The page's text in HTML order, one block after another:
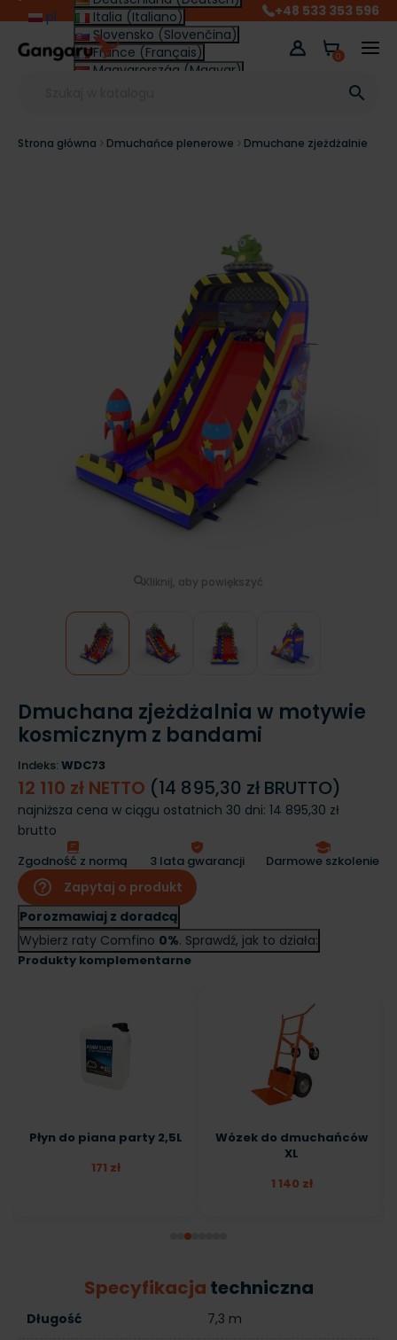
pl
Italia (Italiano)
Slovensko (Slovenčina)
France (Français)
Magyarország (Magyar)
+48 533 353 596

0
Strona główna Dmuchańce plenerowe Dmuchane zjeżdżalnie
Kliknij, aby powiększyć
Dmuchana zjeżdżalnia w motywie
kosmicznym z bandami
Indeks: WDC73
12 110 zł NETTO (14 895,30 zł BRUTTO)
najniższa cena w ciągu ostatnich 30 dni: 14 895,30 zł
brutto
Zgodność z normą 3 lata gwarancji Darmowe szkolenie
help_outline
Zapytaj o produkt
Porozmawiaj z doradcą
Wybierz raty Comfino 0%. Sprawdź, jak to działa:
Produkty komplementarne
Płyn do piana party 2,5L
171 zł
Wózek do dmuchańców
XL
1 140 zł
Specyfikacja techniczna
Długość 7,3 m